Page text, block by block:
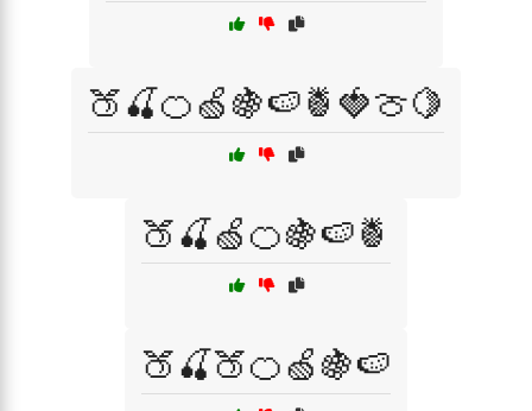
🍑🍒🍊🍏🍇🍉🍍🍓🍈🍋
🍑🍒🍏🍊🍇🍉🍍
🍑🍒🍑🍊🍏🍇🍉